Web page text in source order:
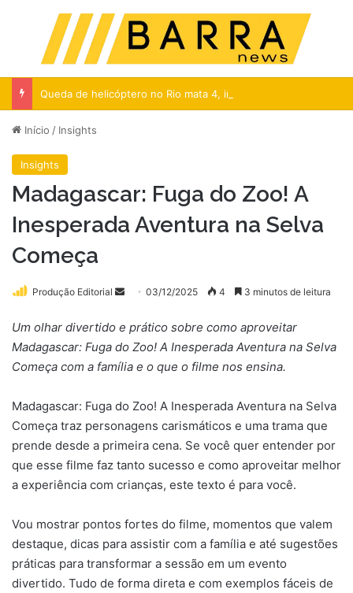
Menu
Início / Insights
Insights
Madagascar: Fuga do Zoo! A
Inesperada Aventura na Selva
Começa
Produção Editorial
Mande
e-
mail
03/12/2025 4 3 minutos de leitura
Um olhar divertido e prático sobre como aproveitar
Madagascar: Fuga do Zoo! A Inesperada Aventura na Selva
Começa com a família e o que o filme nos ensina.
Madagascar: Fuga do Zoo! A Inesperada Aventura na Selva
Começa traz personagens carismáticos e uma trama que
prende desde a primeira cena. Se você quer entender por
que esse filme faz tanto sucesso e como aproveitar melhor
a experiência com crianças, este texto é para você.
Vou mostrar pontos fortes do filme, momentos que valem
destaque, dicas para assistir com a família e até sugestões
práticas para transformar a sessão em um evento
divertido. Tudo de forma direta e com exemplos fáceis de